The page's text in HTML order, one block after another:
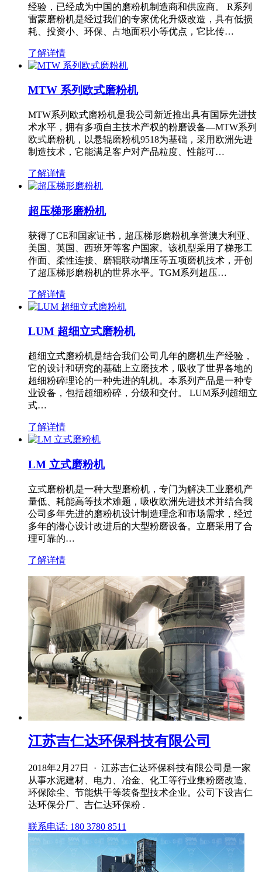
经验，已经成为中国的磨粉机制造商和供应商。 R系列
雷蒙磨粉机是经过我们的专家优化升级改造，具有低损
耗、投资小、环保、占地面积小等优点，它比传…
了解详情
MTW 系列欧式磨粉机
MTW系列欧式磨粉机是我公司新近推出具有国际先进技
术水平，拥有多项自主技术产权的粉磨设备—MTW系列
欧式磨粉机，以悬辊磨粉机9518为基础，采用欧洲先进
制造技术，它能满足客户对产品粒度、性能可…
了解详情
超压梯形磨粉机
获得了CE和国家证书，超压梯形磨粉机享誉澳大利亚、
美国、英国、西班牙等客户国家。该机型采用了梯形工
作面、柔性连接、磨辊联动增压等五项磨机技术，开创
了超压梯形磨粉机的世界水平。TGM系列超压…
了解详情
LUM 超细立式磨粉机
超细立式磨粉机是结合我们公司几年的磨机生产经验，
它的设计和研究的基础上立磨技术，吸收了世界各地的
超细粉碎理论的一种先进的轧机。本系列产品是一种专
业设备，包括超细粉碎，分级和交付。 LUM系列超细立
式…
了解详情
LM 立式磨粉机
立式磨粉机是一种大型磨粉机，专门为解决工业磨机产
量低、耗能高等技术难题，吸收欧洲先进技术并结合我
公司多年先进的磨粉机设计制造理念和市场需求，经过
多年的潜心设计改进后的大型粉磨设备。立磨采用了合
理可靠的…
了解详情
江苏吉仁达环保科技有限公司
2018年2月27日 · 江苏吉仁达环保科技有限公司是一家
从事水泥建材、电力、冶金、化工等行业集粉磨改造、
环保除尘、节能烘干等装备型技术企业。公司下设吉仁
达环保分厂、吉仁达环保粉 .
联系电话: 180 3780 8511